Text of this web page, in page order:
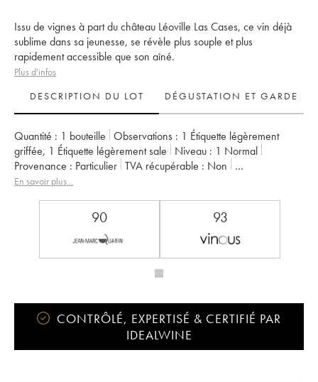
Issu de vignes à part du château Léoville Las Cases, ce vin déjà
sublime dans sa jeunesse, se révèle plus souple et plus
rapidement accessible que son aîné.
Plus d'infos
DESCRIPTION DU LOT
DÉGUSTATION ET GARDE
Quantité : 1 bouteille Observations : 1 Étiquette légèrement
griffée, 1 Étiquette légèrement sale Niveau : 1 Normal
Provenance : particulier TVA récupérable :
non
Région :
Bordeaux
En savoir plus...
90 93
CONTRÔLÉ, EXPERTISÉ & CERTIFIÉ PAR
IDEALWINE